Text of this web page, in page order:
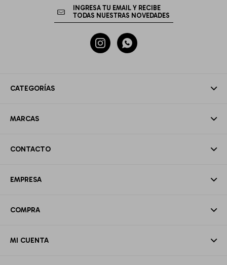
CATEGORÍAS
MARCAS
CONTACTO
EMPRESA
COMPRA
MI CUENTA
 